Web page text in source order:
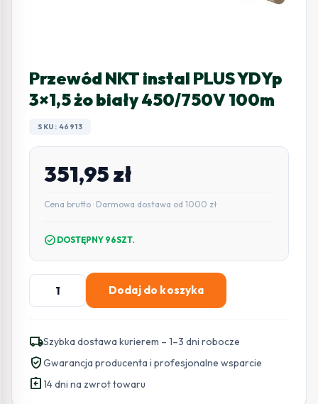
Przewód NKT instal PLUS YDYp
3×1,5 żo biały 450/750V 100m
SKU: 46913
351,95zł
Cena brutto · Darmowa dostawa od 1000 zł
check_circle DOSTĘPNY 96SZT.
ilość
Przewód
instal
PLUS
YDYp
3x1,5
Dodaj do koszyka
local_shippingSzybka dostawa kurierem – 1–3 dni robocze
verified_userGwarancja producenta i profesjonalne wsparcie
assignment_return14 dni na zwrot towaru